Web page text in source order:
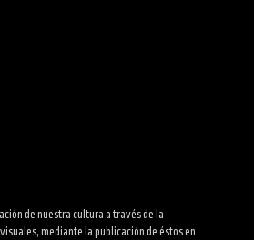
de nuestra cultura a través de la
mediante la publicación de éstos en